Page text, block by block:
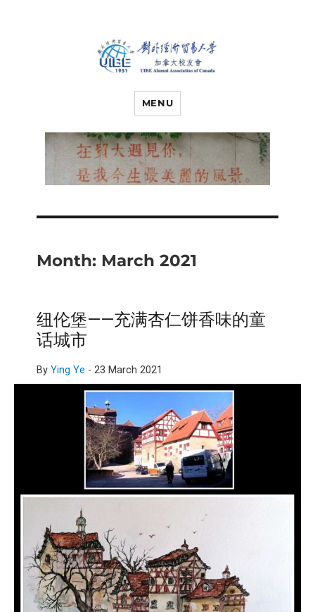
对外经济贸易
大学加拿大校
友会
MENU
Month: March 2021
纽伦堡——充满杏仁饼香味的童
话城市
By Ying Ye - 23 March 2021